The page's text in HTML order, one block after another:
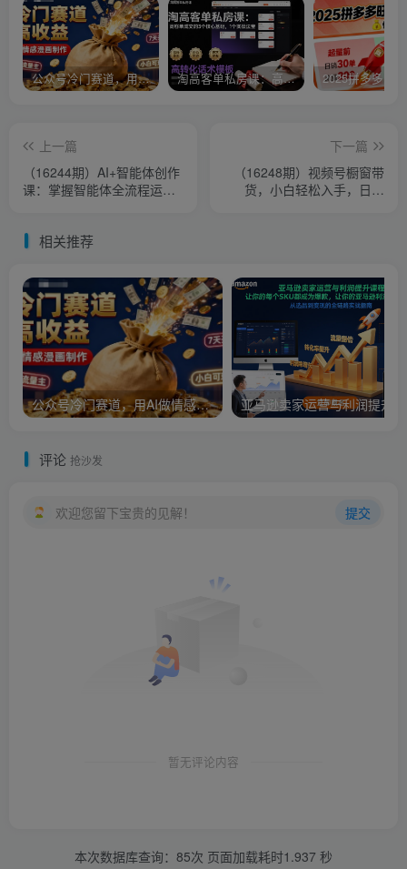
公众号冷门赛道，用AI做情感漫画，7天开通流量主，操作简单，小白可玩 淘高客单私房课：高客单成交的3个核心基础，1个实操法宝
上一篇
（16244期）AI+智能体创作
课：掌握智能体全流程运
下一篇
（16248期）视频号橱窗带
货，小白轻松入手，日入
相关推荐
公众号冷门赛道，用AI做情感漫画，7天开通流量主，操作简单，小白可玩
评论 抢沙发
欢迎您留下宝贵的见解！ 提交
暂无评论内容
本次数据库查询：85次 页面加载耗时1.937 秒